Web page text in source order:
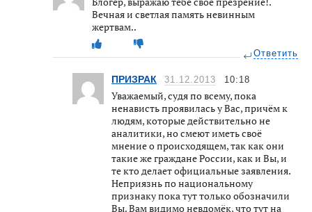
Вечная и светлая память невинным
жертвам..
Ответить
ПРИЗРАК 31.12.2013 10:18
Уважаемый, судя по всему, пока
ненависть проявилась у Вас, причём к
людям, которые действительно не
аналитики, но смеют иметь своё
мнение о происходящем, так как они
такие же граждане России, как и Вы, и
те кто делает официальные заявления.
Неприязнь по национальному
признаку пока тут только обозначили
Вы. Вам видимо невдомёк, что тут на